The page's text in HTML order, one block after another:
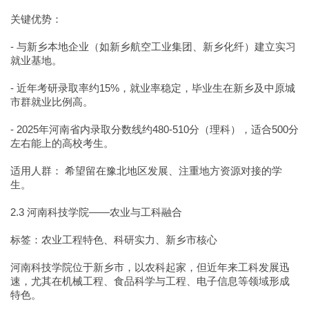
关键优势：
- 与新乡本地企业（如新乡航空工业集团、新乡化纤）建立实习
就业基地。
- 近年考研录取率约15%，就业率稳定，毕业生在新乡及中原城
市群就业比例高。
- 2025年河南省内录取分数线约480-510分（理科），适合500分
左右能上的高校考生。
适用人群： 希望留在豫北地区发展、注重地方资源对接的学
生。
2.3 河南科技学院——农业与工科融合
标签：农业工程特色、科研实力、新乡市核心
河南科技学院位于新乡市，以农科起家，但近年来工科发展迅
速，尤其在机械工程、食品科学与工程、电子信息等领域形成
特色。